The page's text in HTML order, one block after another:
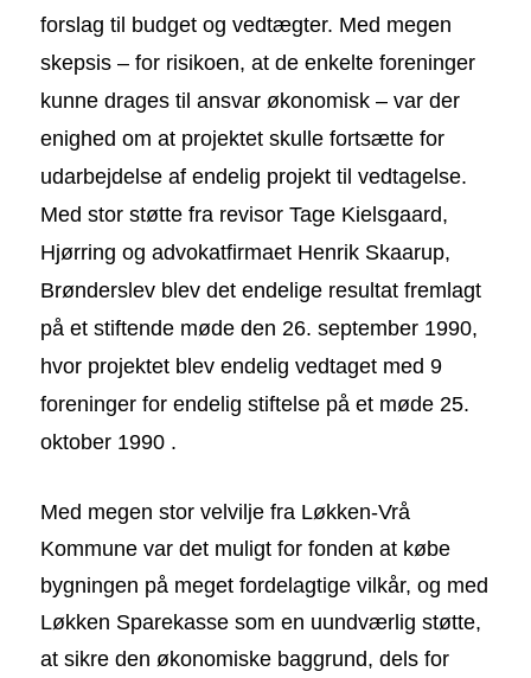
forslag til budget og vedtægter. Med megen
skepsis – for risikoen, at de enkelte foreninger
kunne drages til ansvar økonomisk – var der
enighed om at projektet skulle fortsætte for
udarbejdelse af endelig projekt til vedtagelse.
Med stor støtte fra revisor Tage Kielsgaard,
Hjørring og advokatfirmaet Henrik Skaarup,
Brønderslev blev det endelige resultat fremlagt
på et stiftende møde den 26. september 1990,
hvor projektet blev endelig vedtaget med 9
foreninger for endelig stiftelse på et møde 25.
oktober 1990 .
Med megen stor velvilje fra Løkken-Vrå
Kommune var det muligt for fonden at købe
bygningen på meget fordelagtige vilkår, og med
Løkken Sparekasse som en uundværlig støtte,
at sikre den økonomiske baggrund, dels for